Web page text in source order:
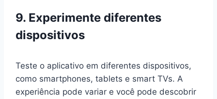
9. Experimente diferentes
dispositivos
Teste o aplicativo em diferentes dispositivos,
como smartphones, tablets e smart TVs. A
experiência pode variar e você pode descobrir